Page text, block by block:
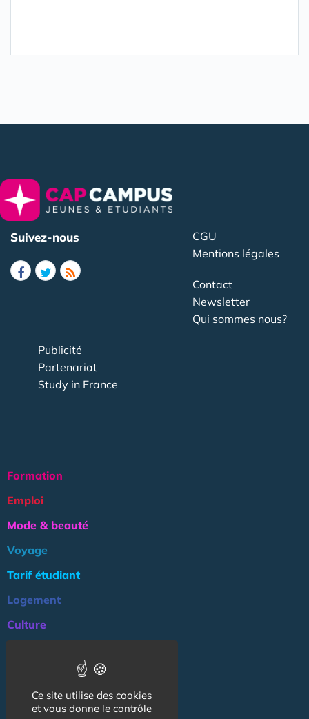
Suivez-nous
CGU
Mentions légales
Contact
Newsletter
Qui sommes nous?
Publicité
Partenariat
Study in France
Formation
Emploi
Mode & beauté
Voyage
Tarif étudiant
Logement
Culture
NOS AUTRES SITES :
Ce site utilise des cookies
et vous donne le contrôle